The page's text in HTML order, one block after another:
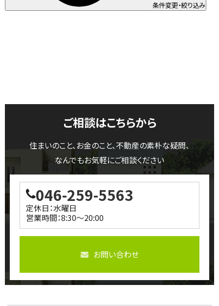
条件変更・絞り込み
ご相談はこちらから
住まいのこと、お金のこと、不動産の素朴な疑問、
なんでもお気軽にご相談ください
046-259-5563
定休日：水曜日
営業時間：8:30～20:00
お問い合わせ